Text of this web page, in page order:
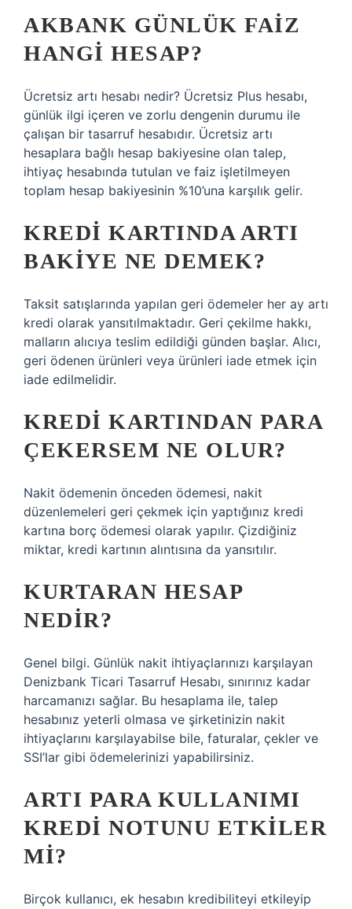
AKBANK GÜNLÜK FAIZ
HANGI HESAP?
Ücretsiz artı hesabı nedir? Ücretsiz Plus hesabı,
günlük ilgi içeren ve zorlu dengenin durumu ile
çalışan bir tasarruf hesabıdır. Ücretsiz artı
hesaplara bağlı hesap bakiyesine olan talep,
ihtiyaç hesabında tutulan ve faiz işletilmeyen
toplam hesap bakiyesinin %10’una karşılık gelir.
KREDI KARTINDA ARTI
BAKIYE NE DEMEK?
Taksit satışlarında yapılan geri ödemeler her ay artı
kredi olarak yansıtılmaktadır. Geri çekilme hakkı,
malların alıcıya teslim edildiği günden başlar. Alıcı,
geri ödenen ürünleri veya ürünleri iade etmek için
iade edilmelidir.
KREDI KARTINDAN PARA
ÇEKERSEM NE OLUR?
Nakit ödemenin önceden ödemesi, nakit
düzenlemeleri geri çekmek için yaptığınız kredi
kartına borç ödemesi olarak yapılır. Çizdiğiniz
miktar, kredi kartının alıntısına da yansıtılır.
KURTARAN HESAP
NEDIR?
Genel bilgi. Günlük nakit ihtiyaçlarınızı karşılayan
Denizbank Ticari Tasarruf Hesabı, sınırınız kadar
harcamanızı sağlar. Bu hesaplama ile, talep
hesabınız yeterli olmasa ve şirketinizin nakit
ihtiyaçlarını karşılayabilse bile, faturalar, çekler ve
SSI’lar gibi ödemelerinizi yapabilirsiniz.
ARTI PARA KULLANIMI
KREDI NOTUNU ETKILER
MI?
Birçok kullanıcı, ek hesabın kredibiliteyi etkileyip